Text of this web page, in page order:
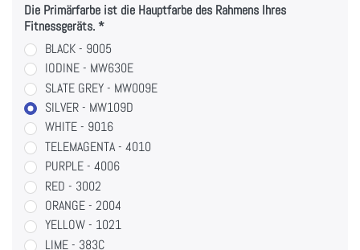
Die Primärfarbe ist die Hauptfarbe des Rahmens Ihres
Fitnessgeräts.
BLACK - 9005
IODINE - MW630E
SLATE GREY - MW009E
SILVER - MW109D
WHITE - 9016
TELEMAGENTA - 4010
PURPLE - 4006
RED - 3002
ORANGE - 2004
YELLOW - 1021
LIME - 383C